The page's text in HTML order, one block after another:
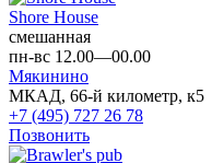
Shore House
смешанная
пн-вс 12.00—00.00
Мякинино
МКАД, 66-й километр, к5
+7 (495) 727 26 78
Позвонить